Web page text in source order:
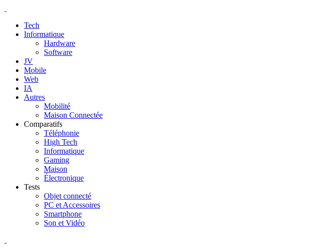
Tech
Informatique
Hardware
Software
JV
Mobile
Web
IA
Autres
Mobilité
Maison Connectée
Comparatifs
Téléphonie
High Tech
Informatique
Gaming
Maison
Électronique
Tests
Objet connecté
PC et Accessoires
Smartphone
Son et Vidéo